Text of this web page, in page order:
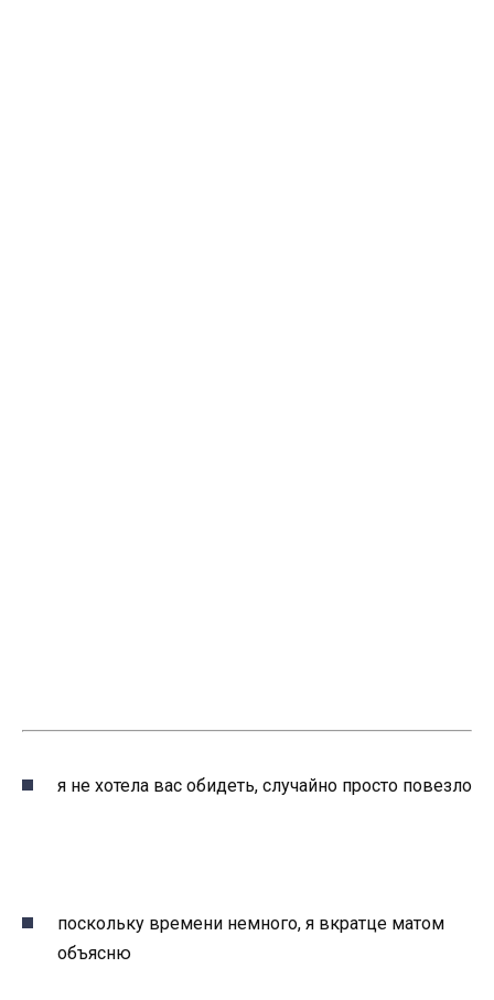
я не хотела вас обидеть, случайно просто повезло
поскольку времени немного, я вкратце матом
объясню